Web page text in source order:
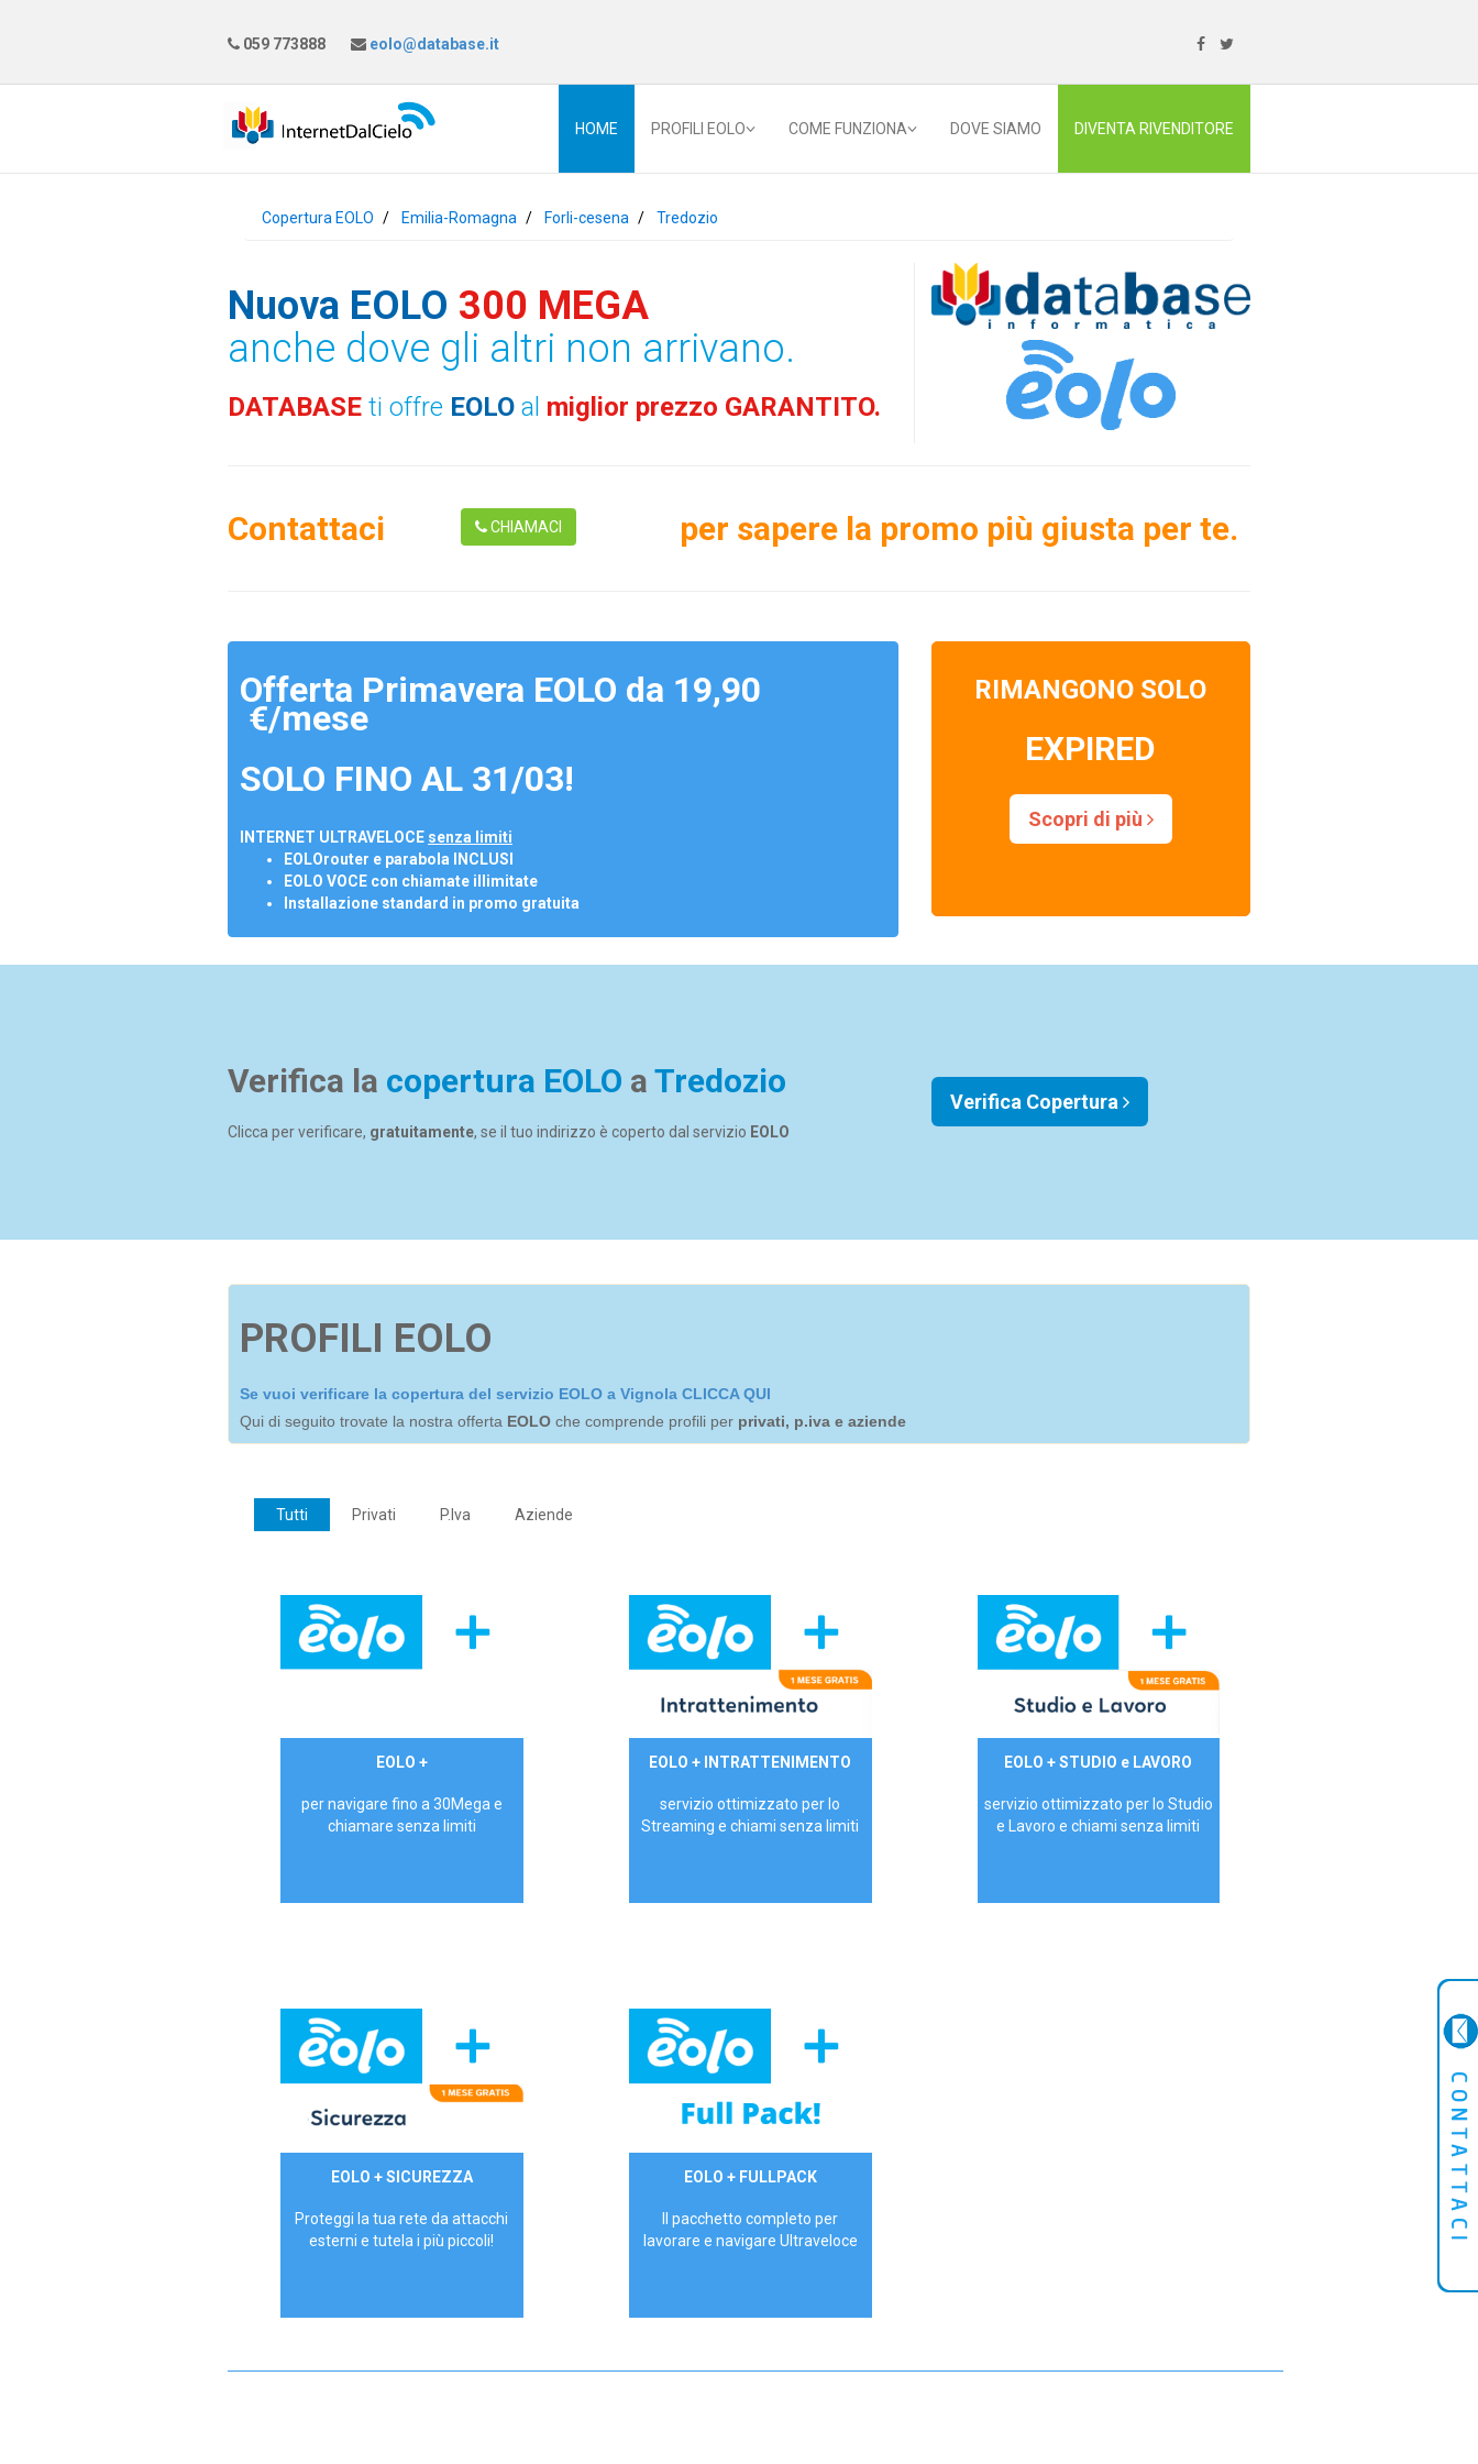
059 773888 eolo@database.it
HOME PROFILI EOLO COME FUNZIONA DOVE SIAMO DIVENTA RIVENDITORE
Copertura EOLO Emilia-Romagna Forli-cesena Tredozio
Nuova EOLO 300 MEGA
anche dove gli altri non arrivano.
DATABASE ti offre EOLO al miglior prezzo GARANTITO.
Contattaci CHIAMACI per sapere la promo più giusta per te.
Offerta Primavera EOLO da 19,90
€/mese
SOLO FINO AL 31/03!
INTERNET ULTRAVELOCE senza limiti
EOLOrouter e parabola INCLUSI
EOLO VOCE con chiamate illimitate
Installazione standard in promo gratuita
RIMANGONO SOLO
EXPIRED
Scopri di più
Verifica la copertura EOLO a Tredozio
Clicca per verificare, gratuitamente, se il tuo indirizzo è coperto dal servizio EOLO
Verifica Copertura
PROFILI EOLO
Se vuoi verificare la copertura del servizio EOLO a Vignola CLICCA QUI
Qui di seguito trovate la nostra offerta EOLO che comprende profili per privati, p.iva e aziende
Tutti Privati P.Iva Aziende
€ 24,90/meseEOLO +
per navigare fino a 30Mega e
chiamare senza limiti
29,90€/mese
EOLO + INTRATTENIMENTO
servizio ottimizzato per lo
Streaming e chiami senza limiti
29,90€/mese
EOLO + STUDIO e LAVORO
servizio ottimizzato per lo Studio
e Lavoro e chiami senza limiti
29,90€/mese
EOLO + SICUREZZA
Proteggi la tua rete da attacchi
esterni e tutela i più piccoli!
34,90 €/meseEOLO + FULLPACK
Il pacchetto completo per
lavorare e navigare Ultraveloce